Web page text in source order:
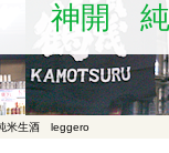
神開 純
米生酒 leggero